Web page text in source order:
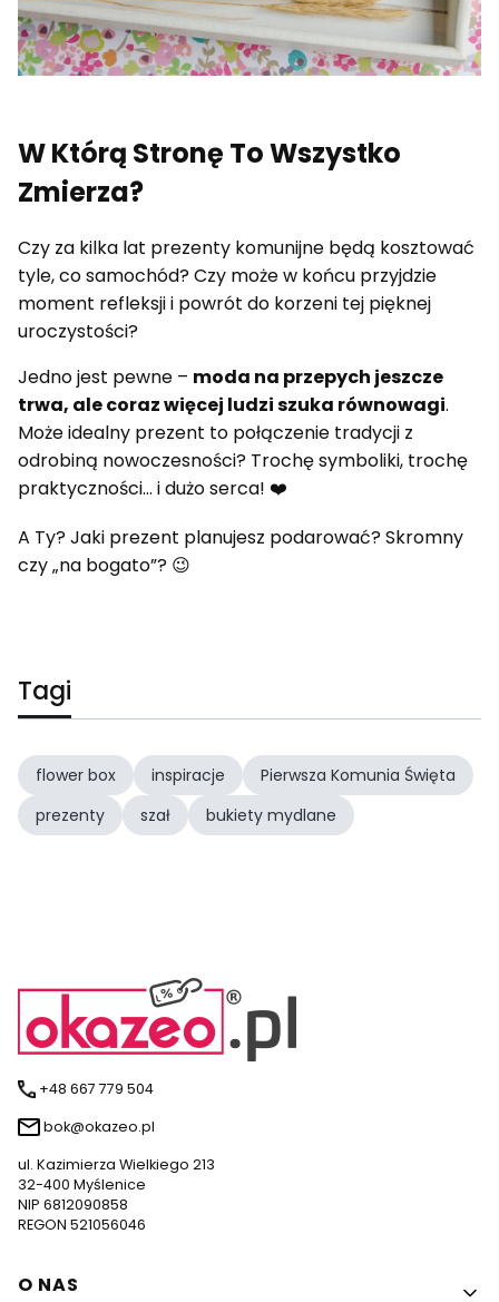
W Którą Stronę To Wszystko
Zmierza?
Czy za kilka lat prezenty komunijne będą kosztować
tyle, co samochód? Czy może w końcu przyjdzie
moment refleksji i powrót do korzeni tej pięknej
uroczystości?
Jedno jest pewne – moda na przepych jeszcze
trwa, ale coraz więcej ludzi szuka równowagi.
Może idealny prezent to połączenie tradycji z
odrobiną nowoczesności? Trochę symboliki, trochę
praktyczności… i dużo serca! ❤️
A Ty? Jaki prezent planujesz podarować? Skromny
czy „na bogato”? 😉
Tagi
flower box inspiracje
Pierwsza Komunia Święta
prezenty
szał bukiety mydlane
+48 667 779 504
bok@okazeo.pl
ul. Kazimierza Wielkiego 213
32-400 Myślenice
NIP 6812090858
REGON 521056046
Linki w stopce
O NAS